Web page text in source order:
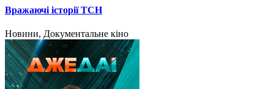
Вражаючі історії ТСН
Новини, Документальне кіно